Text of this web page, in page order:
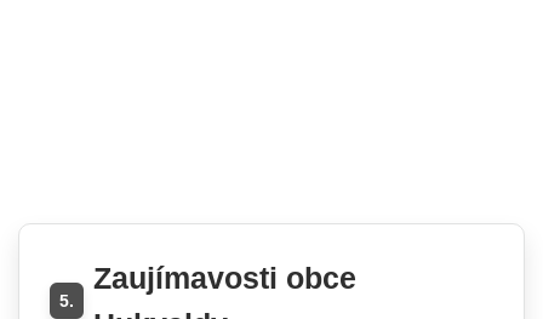
5.
Zaujímavosti obce